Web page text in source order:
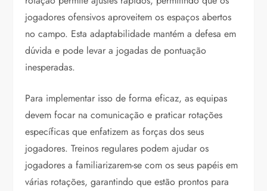
jogadores ofensivos aproveitem os espaços abertos
no campo. Esta adaptabilidade mantém a defesa em
dúvida e pode levar a jogadas de pontuação
inesperadas.
Para implementar isso de forma eficaz, as equipas
devem focar na comunicação e praticar rotações
específicas que enfatizem as forças dos seus
jogadores. Treinos regulares podem ajudar os
jogadores a familiarizarem-se com os seus papéis em
várias rotações, garantindo que estão prontos para